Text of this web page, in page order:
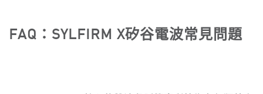
FAQ： SYLFIRM X矽谷電波常見問題